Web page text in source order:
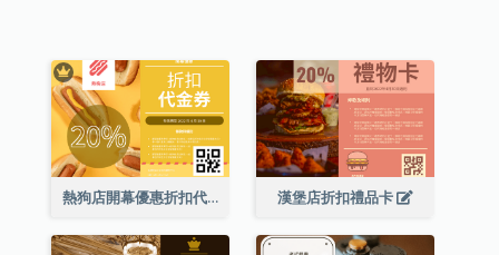
熱狗店開幕優惠折扣代金券 漢堡店折扣禮品卡